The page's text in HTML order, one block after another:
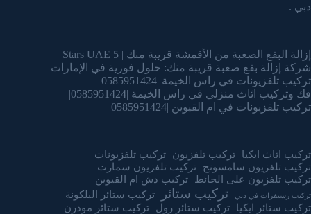
دبي .
إزالة البقع الصعبة من الأقمشة قريبة منك | 5 Stars UAE
شركة إزالة بقع صعبة قريبة منك: حلول فورية في الإمارات
تركيب تلفزيونات في راس الخيمة |0585951424
فك وتركيب اثاث منزلي في راس الخيمة |0585951424|
تركيب تلفزيونات في ام القيوين |0585951424
تركيب اثاث ايكيا تركيب تلفزيون
تركيب تلفزيونات
تركيب تلفزيون سامسونج
تركيب تلفزيون سمارت
تركيب تلفزيون على الحائط
تركيب دش ام القيوين
تركيب رسيفرات في دبي تركيب ستائر
تركيب ستائر البلكونة
تركيب ستائر ايكيا
تركيب ستائر رول
تركيب ستائر مودرن